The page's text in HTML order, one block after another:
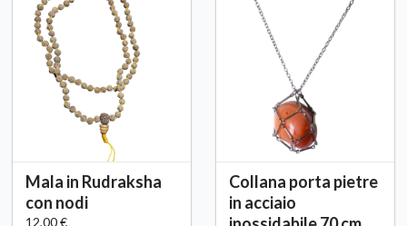
Mala in Rudraksha
con nodi
12,00 €
Collana porta pietre
in acciaio